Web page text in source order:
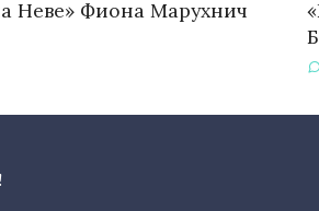
Неве» Фиона Марухнич